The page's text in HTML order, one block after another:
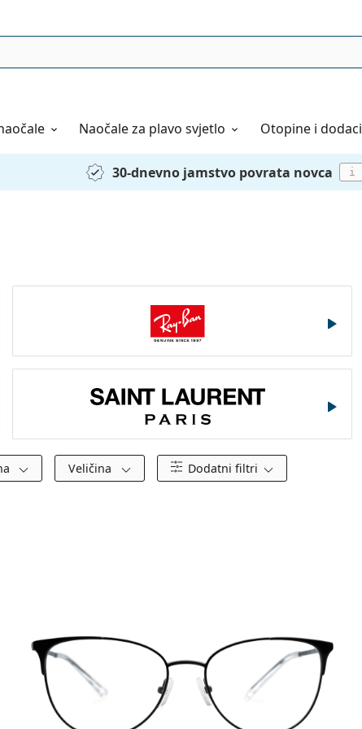
Naočaleza plavo svjetlo Otopine i dodaci
30-dnevno jamstvo povrata novca i
Veličina Dodatni filtri